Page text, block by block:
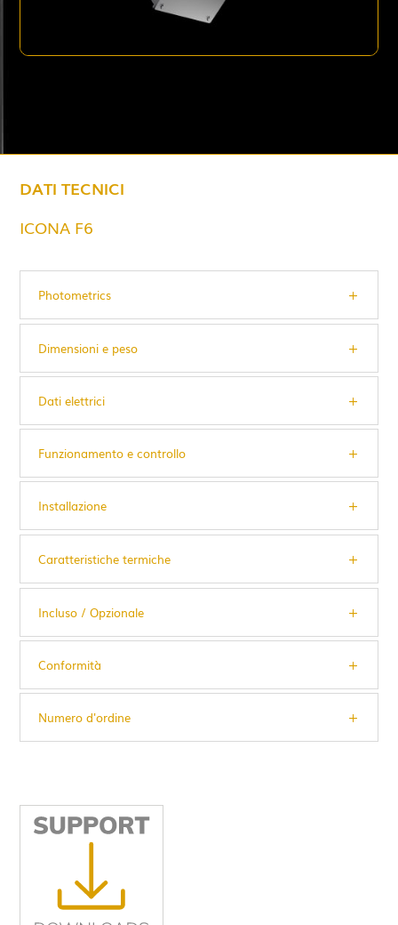
DATI TECNICI
ICONA F6
Photometrics
Dimensioni e peso
Dati elettrici
Funzionamento e controllo
Installazione
Caratteristiche termiche
Incluso / Opzionale
Conformità
Numero d'ordine